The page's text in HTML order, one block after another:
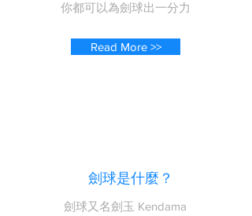
你都可以為劍球出一分力
Read More >>
劍球是什麼？
劍球又名劍玉 Kendama